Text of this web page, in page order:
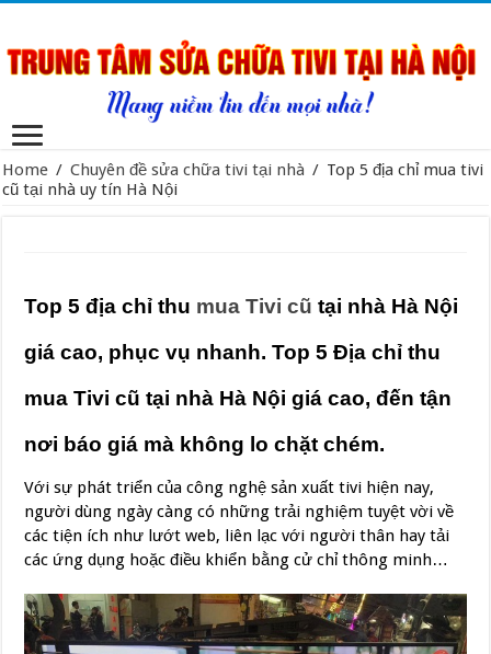
Home / Chuyên đề sửa chữa tivi tại nhà / Top 5 địa chỉ mua tivi
cũ tại nhà uy tín Hà Nội
Top 5 địa chỉ thu mua Tivi cũ tại nhà Hà Nội
giá cao, phục vụ nhanh. Top 5 Địa chỉ thu
mua Tivi cũ tại nhà Hà Nội giá cao, đến tận
nơi báo giá mà không lo chặt chém.
Với sự phát triển của công nghệ sản xuất tivi hiện nay,
người dùng ngày càng có những trải nghiệm tuyệt vời về
các tiện ích như lướt web, liên lạc với người thân hay tải
các ứng dụng hoặc điều khiển bằng cử chỉ thông minh…